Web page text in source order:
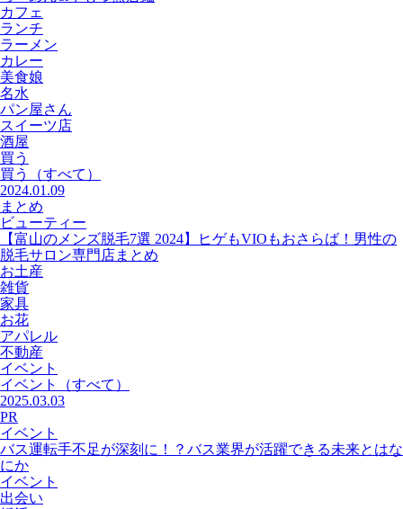
カフェ
ランチ
ラーメン
カレー
美食娘
名水
パン屋さん
スイーツ店
酒屋
買う
買う
（すべて）
2024.01.09
まとめ
ビューティー
【富山のメンズ脱毛7選 2024】ヒゲもVIOもおさらば！男性の
脱毛サロン専門店まとめ
お土産
雑貨
家具
お花
アパレル
不動産
イベント
イベント
（すべて）
2025.03.03
PR
イベント
バス運転手不足が深刻に！？バス業界が活躍できる未来とはな
にか
イベント
出会い